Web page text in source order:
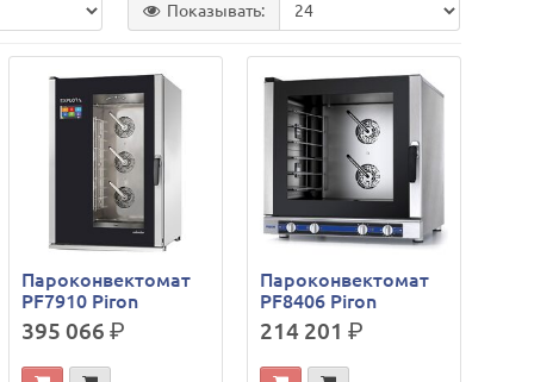
Показывать:
Пароконвектомат
PF7910 Piron
395 066 р.
Пароконвектомат
PF8406 Piron
214 201 р.